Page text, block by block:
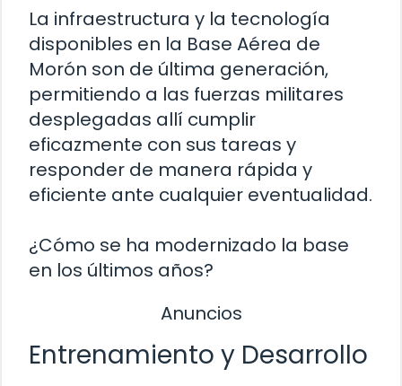
La infraestructura y la tecnología
disponibles en la Base Aérea de
Morón son de última generación,
permitiendo a las fuerzas militares
desplegadas allí cumplir
eficazmente con sus tareas y
responder de manera rápida y
eficiente ante cualquier eventualidad.
¿Cómo se ha modernizado la base
en los últimos años?
Anuncios
Entrenamiento y Desarrollo